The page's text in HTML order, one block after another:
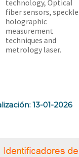
technology, Optical
fiber sensors,
holographic
measurement
techniques and
metrology laser.
13-01-2026